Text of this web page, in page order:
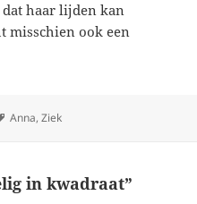
haar lijden kan
misschien ook een
Tags
Anna,Ziek
in kwadraat”